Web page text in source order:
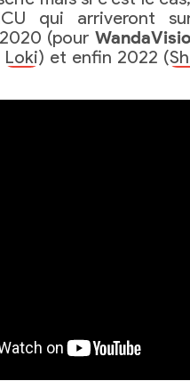
qui arriveront
(pour
Loki) et enfin 2022 (